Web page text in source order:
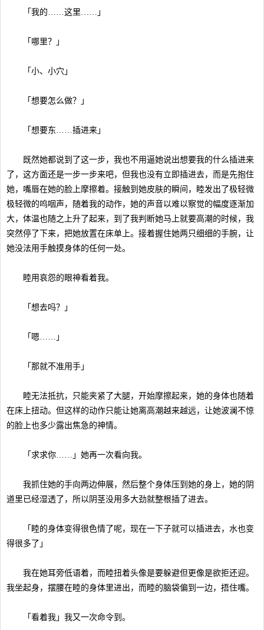
「我的……这里……」
「哪里？」
「小、小穴」
「想要怎么做？」
「想要东……插进来」
既然她都说到了这一步，我也不用逼她说出想要我的什么插进来
了，这方面还是一步一步来吧，但我也没有立即插进去，而是先抱住
她，嘴唇在她的脸上摩擦着。接触到她皮肤的瞬间，睦发出了极轻微
极轻微的呜咽声，随着我的动作，她的声音以难以察觉的幅度逐渐加
大，体温也随之上升了起来，到了我判断她马上就要高潮的时候，我
突然停了下来，把她放置在床单上。接着握住她两只细细的手腕，让
她没法用手触摸身体的任何一处。
睦用哀怨的眼神看着我。
「想去吗？」
「嗯……」
「那就不准用手」
睦无法抵抗，只能夹紧了大腿，开始摩擦起来，她的身体也随着
在床上扭动。但这样的动作只能让她离高潮越来越远，让她波澜不惊
的脸上也多少露出焦急的神情。
「求求你……」她再一次看向我。
我抓住她的手向两边伸展，然后整个身体压到她的身上，她的阴
道里已经湿透了，所以阴茎没用多大劲就整根插了进去。
「睦的身体变得很色情了呢，现在一下子就可以插进去，水也变
得很多了」
我在她耳旁低语着，而睦扭着头像是要躲避但更像是欲拒还迎。
我坐起身，摆腰在睦的身体里进出，而睦的脑袋偏到一边，捂住嘴。
「看着我」我又一次命令到。